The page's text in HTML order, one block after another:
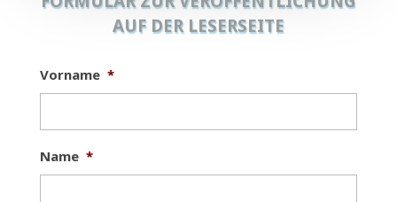
AUF DER LESERSEITE
Vorname *
Name *